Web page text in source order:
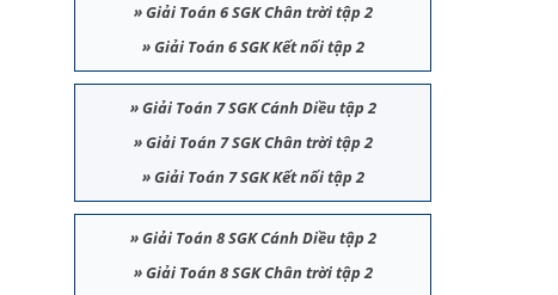
»Giải Toán 6 SGK Chân trời tập 2
»Giải Toán 6 SGK Kết nối tập 2
»Giải Toán 7 SGK Cánh Diều tập 2
»Giải Toán 7 SGK Chân trời tập 2
»Giải Toán 7 SGK Kết nối tập 2
»Giải Toán 8 SGK Cánh Diều tập 2
»Giải Toán 8 SGK Chân trời tập 2